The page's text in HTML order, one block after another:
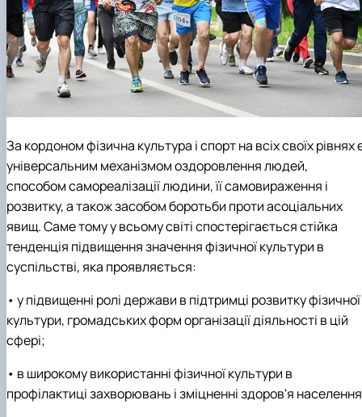
За кордоном фізична культура і спорт на всіх своїх рівнях
універсальним механізмом оздоровлення людей,
способом самореалізації людини, її самовираження і
розвитку, а також засобом боротьби проти асоціальних
явищ. Саме тому у всьому світі спостерігається стійка
тенденція підвищення значення фізичної культури в
суспільстві, яка проявляється:
• у підвищенні ролі держави в підтримці розвитку фізичної
культури, громадських форм організації діяльності в цій
сфері;
• в широкому використанні фізичної культури в
профілактиці захворювань і зміцненні здоров'я